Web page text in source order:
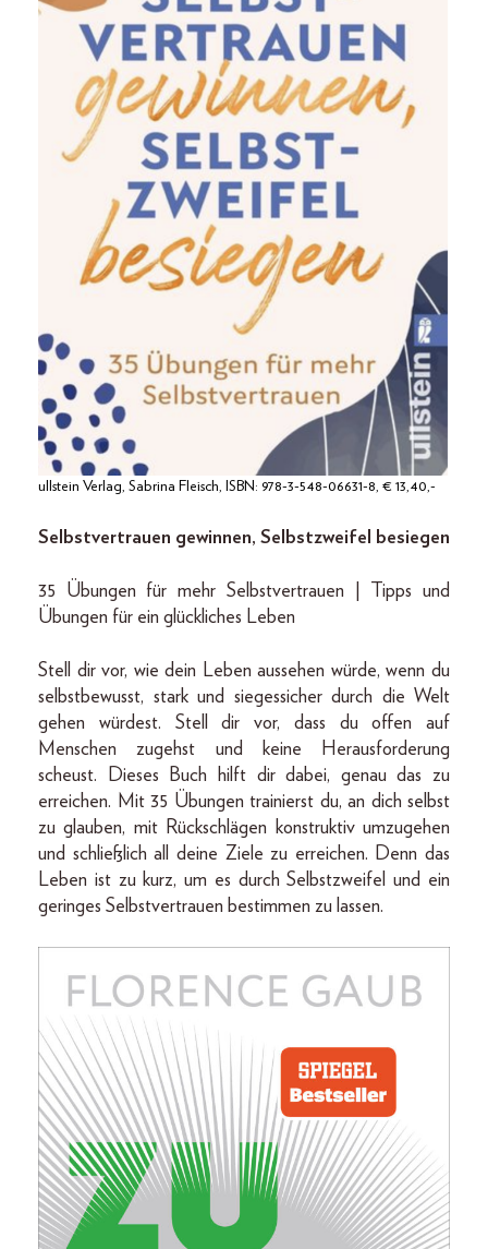
ullstein Verlag, Sabrina Fleisch, ISBN: 978-3-548-06631-8, € 13,40,-
Selbstvertrauen gewinnen, Selbstzweifel besiegen
35 Übungen für mehr Selbstvertrauen | Tipps und
Übungen für ein glückliches Leben
Stell dir vor, wie dein Leben aussehen würde, wenn du
selbstbewusst, stark und siegessicher durch die Welt
gehen würdest. Stell dir vor, dass du offen auf
Menschen zugehst und keine Herausforderung
scheust. Dieses Buch hilft dir dabei, genau das zu
erreichen. Mit 35 Übungen trainierst du, an dich selbst
zu glauben, mit Rückschlägen konstruktiv umzugehen
und schließlich all deine Ziele zu erreichen. Denn das
Leben ist zu kurz, um es durch Selbstzweifel und ein
geringes Selbstvertrauen bestimmen zu lassen.